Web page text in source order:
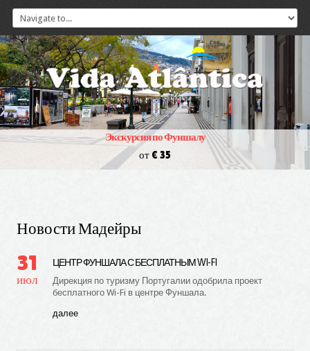
Экскурсия по Фуншалу
от € 35
Новости Мадейры
31
июл
ЦЕНТР ФУНШАЛА С БЕСПЛАТНЫМ WI-FI
Дирекция по туризму Португалии одобрила проект
бесплатного Wi-Fi в центре Фуншала.
далее